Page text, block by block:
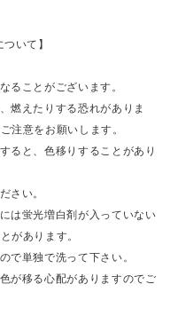
いて】
ることがございます。
燃えたりする恐れがありま
注意をお願いします。
ると、色移りすることがあり
さい。
は蛍光増白剤が入っていない
があります。
で単独で洗って下さい。
が移る心配がありますのでご